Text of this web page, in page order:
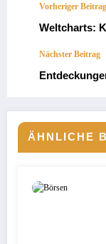
Vorheriger Beitrag
Weltcharts:
Nächster Beitrag
ÄHNLICHE